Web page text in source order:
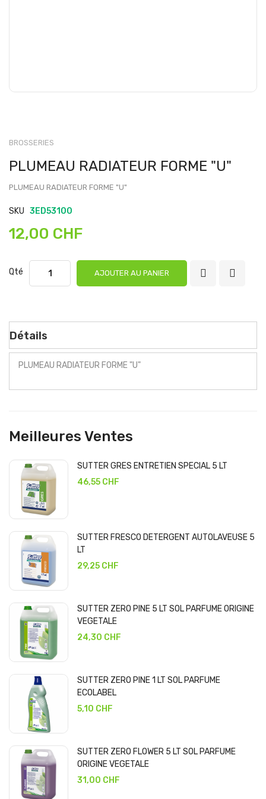
BROSSERIES
PLUMEAU RADIATEUR FORME "U"
PLUMEAU RADIATEUR FORME "U"
SKU 3ED53100
12,00 CHF
Qté AJOUTER AU PANIER
Détails
PLUMEAU RADIATEUR FORME "U"
Meilleures Ventes
SUTTER GRES ENTRETIEN SPECIAL 5 LT
46,55 CHF
SUTTER FRESCO DETERGENT AUTOLAVEUSE 5
LT
29,25 CHF
SUTTER ZERO PINE 5 LT SOL PARFUME ORIGINE
VEGETALE
24,30 CHF
SUTTER ZERO PINE 1 LT SOL PARFUME
ECOLABEL
5,10 CHF
SUTTER ZERO FLOWER 5 LT SOL PARFUME
ORIGINE VEGETALE
31,00 CHF